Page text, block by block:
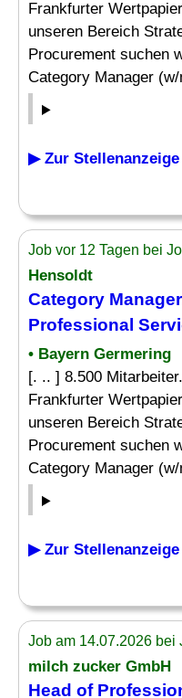
Frankfurter
unseren Bereich
Procurement suchen
Category Manager
▶ Zur Stellenanzeige
Job vor 12 Tagen bei
Hensoldt
Category
Professional
• Bayern Germering
[. .. ] 8.500
Frankfurter
unseren Bereich
Procurement suchen
Category Manager
▶ Zur Stellenanzeige
Job am 14.07.2026 bei
milch zucker GmbH
Head of